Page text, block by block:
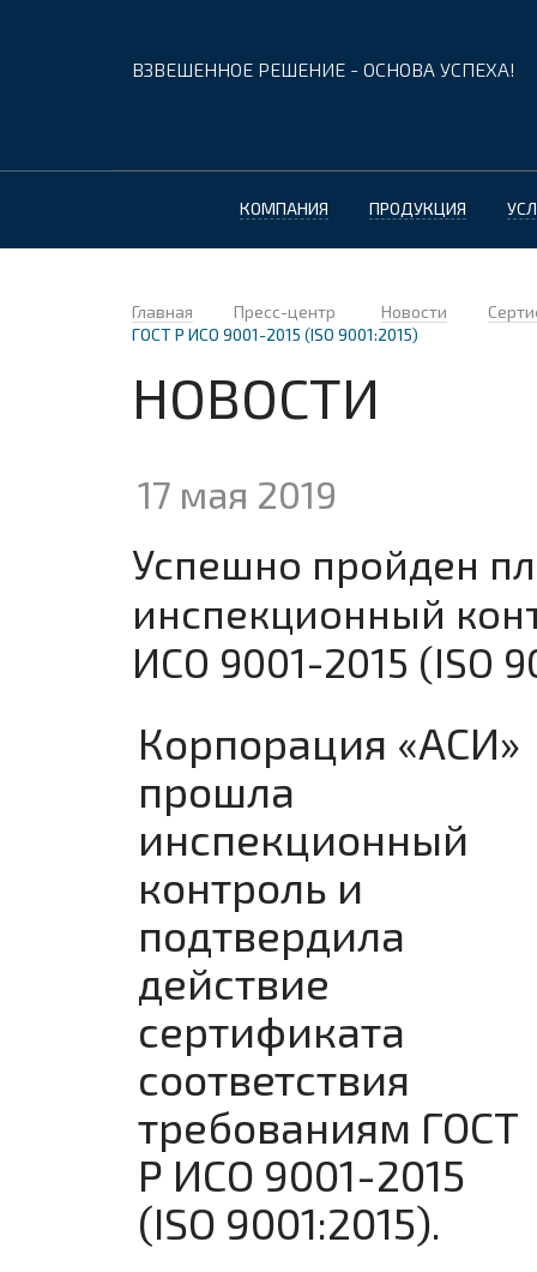
ВЗВЕШЕННОЕ РЕШЕНИЕ - ОСНОВА УСПЕХА!
КОМПАНИЯ ПРОДУКЦИЯ
Главная Пресс-центр Новости
ГОСТ Р ИСО 9001-2015 (ISO 9001:2015)
НОВОСТИ
17 мая 2019
Успешно пройден
инспекционный
ИСО 9001-2015 (ISO
Корпорация «АСИ»
прошла
инспекционный
контроль и
подтвердила
действие
сертификата
соответствия
требованиям ГОСТ
Р ИСО 9001-2015
(ISO 9001:2015).